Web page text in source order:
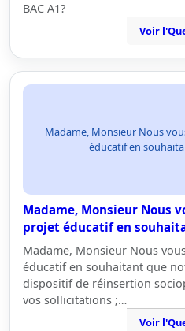
BAC A1?
Voir
Madame, Monsieur Nous
éducatif en
Madame, Monsieur Nous
projet éducatif en
Madame, Monsieur Nous
éducatif en souhaitant que
dispositif de réinsertion
vos sollicitations ;…
Voir